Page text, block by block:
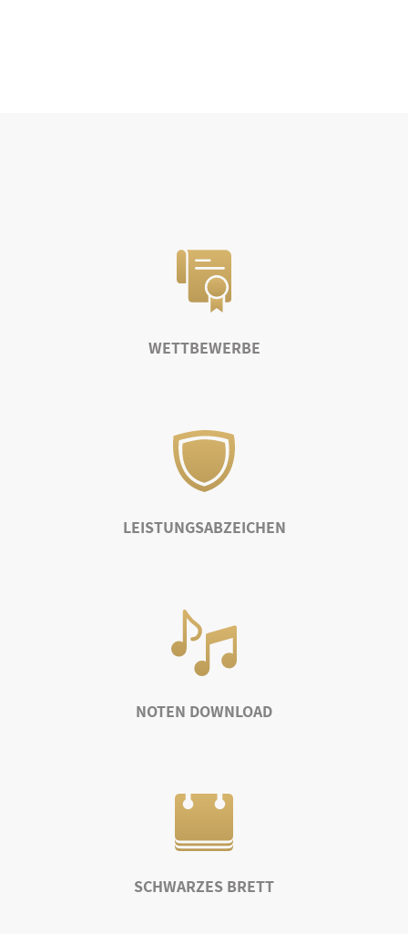
WETTBEWERBE
LEISTUNGSABZEICHEN
NOTEN DOWNLOAD
SCHWARZES BRETT